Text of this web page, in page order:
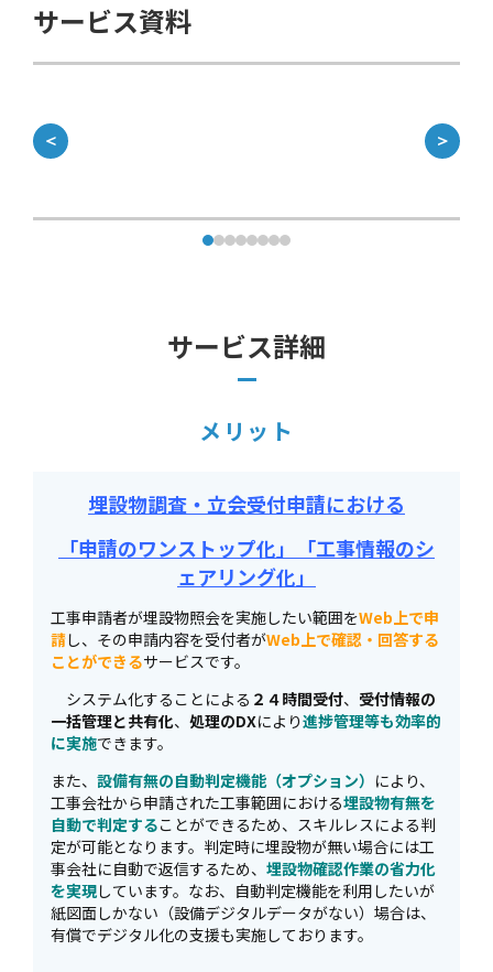
サービス資料
＜ ＞
サービス詳細
メリット
埋設物調査・立会受付申請における
「申請のワンストップ化」「工事情報のシ
ェアリング化」
工事申請者が埋設物照会を実施したい範囲をWeb上で申
請し、その申請内容を受付者がWeb上で確認・回答する
ことができるサービスです。
システム化することによる ２４時間受付、 受付情報の
一括管理と共有化、 処理のDXにより進捗管理等も効率的
に実施できます。
また、 設備有無の自動判定機能（オプション） により、
工事会社から申請された工事範囲における埋設物有無を
自動で判定することができるため、スキルレスによる判
定が可能となります。判定時に埋設物が無い場合には工
事会社に自動で返信するため、 埋設物確認作業の省力化
を実現しています。なお、自動判定機能を利用したいが
紙図面しかない（設備デジタルデータがない）場合は、
有償でデジタル化の支援も実施しております。